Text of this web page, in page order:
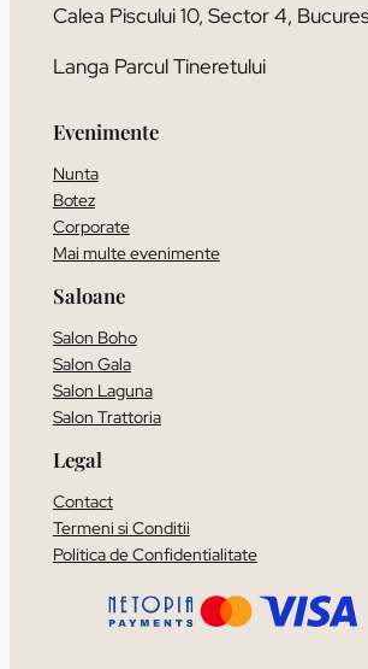
Calea Piscului 10, Sector 4,
Langa Parcul Tineretului
Evenimente
Nunta
Botez
Corporate
Mai multe evenimente
Saloane
Salon Boho
Salon Gala
Salon Laguna
Salon Trattoria
Legal
Contact
Termeni si Conditii
Politica de Confidentialitate